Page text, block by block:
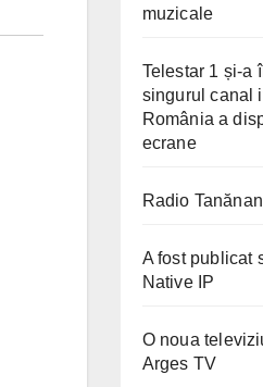
muzicale
Telestar 1 și-a
singurul canal
România a
ecrane
Radio
A fost publicat
Native IP
O noua
Arges TV